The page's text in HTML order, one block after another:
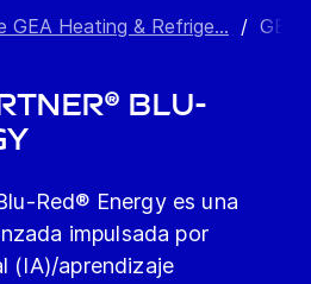
GEA Heating & Refrige... / GEA
Blu-
Red® Energy es una
impulsada por
(IA)/aprendizaje